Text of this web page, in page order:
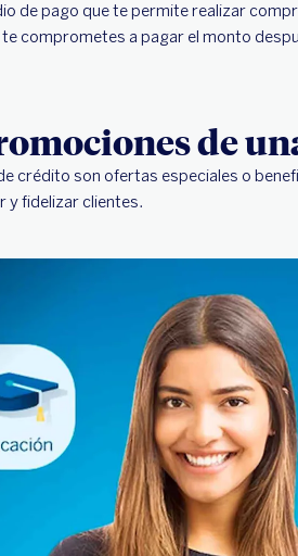
de pago que te permite realizar
comprometes a pagar el monto
de
crédito son ofertas especiales o
y fidelizar clientes.